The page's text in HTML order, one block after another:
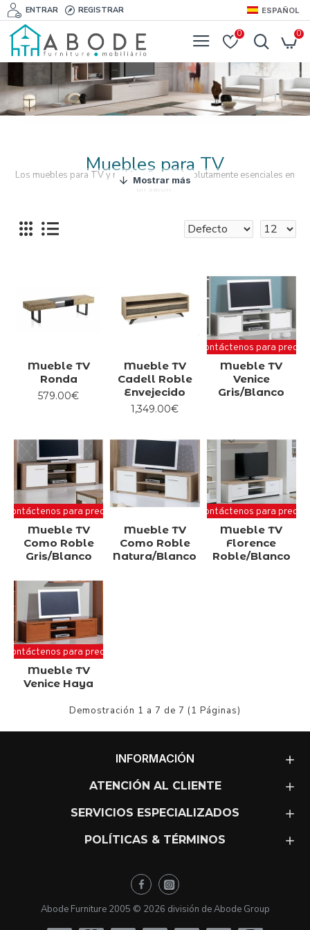
ENTRAR REGISTRAR ESPAÑOL
0 0
Muebles para TV
Los muebles para TV y multimedia son absolutamente esenciales en
un salón.
Nuestros armarios y soportes para TV tienen un design moderno
Mueble TV
Ronda
579.00€
Mueble TV
Cadell Roble
Envejecido
1,349.00€
Contáctenos para precio
Mueble TV
Venice
Gris/Blanco
Contáctenos para precio
Mueble TV
Como Roble
Gris/Blanco
Mueble TV
Como Roble
Natura/Blanco
Contáctenos para precio
Mueble TV
Florence
Roble/Blanco
Contáctenos para precio
Mueble TV
Venice Haya
Demostración 1 a 7 de 7 (1 Páginas)
INFORMACIÓN
ATENCIÓN AL CLIENTE
SERVICIOS ESPECIALIZADOS
POLÍTICAS & TÉRMINOS
Abode Furniture 2005 © 2026 división de Abode Group